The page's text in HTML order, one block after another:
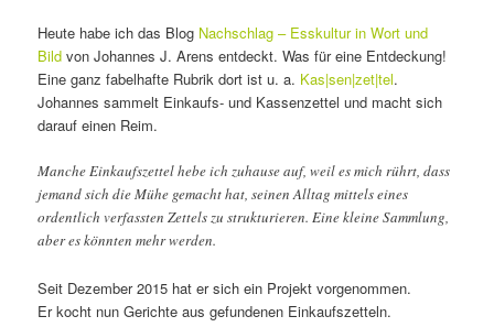
Heute habe ich das Blog Nachschlag – Esskultur in Wort und
Bild von Johannes J. Arens entdeckt. Was für eine Entdeckung!
Eine ganz fabelhafte Rubrik dort ist u. a. Kas|sen|zet|tel.
Johannes sammelt Einkaufs- und Kassenzettel und macht sich
darauf einen Reim.
Manche Einkaufszettel hebe ich zuhause auf, weil es mich rührt, dass
jemand sich die Mühe gemacht hat, seinen Alltag mittels eines
ordentlich verfassten Zettels zu strukturieren. Eine kleine Sammlung,
aber es könnten mehr werden.
Seit Dezember 2015 hat er sich ein Projekt vorgenommen.
Er kocht nun Gerichte aus gefundenen Einkaufszetteln.